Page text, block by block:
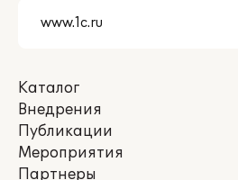
Каталог
Внедрения
Публикации
Мероприятия
Партнеры